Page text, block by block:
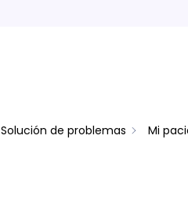
Solución de problemas
Mi